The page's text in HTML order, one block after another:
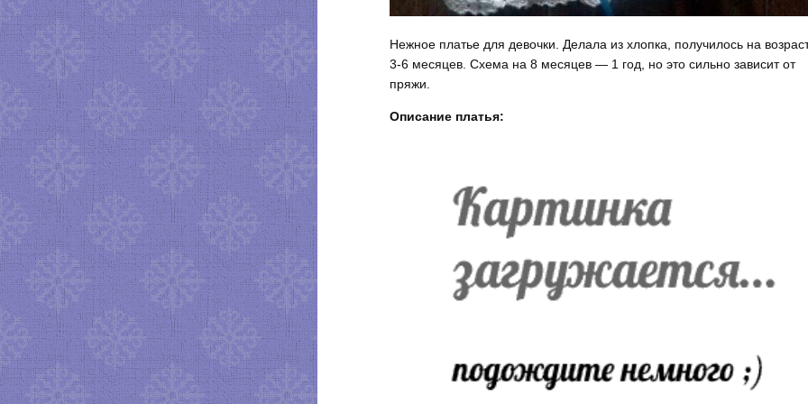
Нежное платье для девочки. Делала из хлопка, получилось на
3-6 месяцев. Схема на 8 месяцев — 1 год, но это сильно зависит от
пряжи.
Описание платья: